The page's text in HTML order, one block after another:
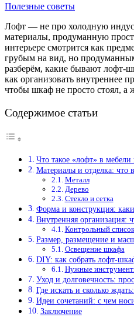
Полезные советы
Лофт — не про холодную
материалы, продуманную
интерьере смотрится как
грубым на вид, но
разберём, какие бывают лофт-
как организовать внутреннее
чтобы шкаф не просто стоял, а
Содержимое статьи
Что такое «лофт» в
Материалы и отделка: что
Металл
Дерево
Стекло и сетка
Форма и конструкция:
Внутренняя организация:
Контрольный
Размер, размещение и
Освещение шкафа
DIY: как собрать лофт-
Нужные
Уход и долговечность:
Где искать и сколько
Идеи сочетаний: с чем
Заключение